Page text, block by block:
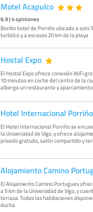
Motel Acapulco
6.9|4opiniones
Bonito hotel de Porriño ubicado a solo
turístico y a escasos 20 km de la playa
Hostal Expo
El Hostal Expo ofrece conexión WiFi
10 minutos en coche del centro de la
alberga un restaurante y
Hotel Internacional Porriño
El Hotel Internacional Porriño se
la Universidad de Vigo, y ofrece
privado gratuito, salón compartido y
Alojamiento Camino
El Alojamiento Camino Portugues
a 5 km de la Universidad de Vigo, y
terraza. Todas las habitaciones
ducha